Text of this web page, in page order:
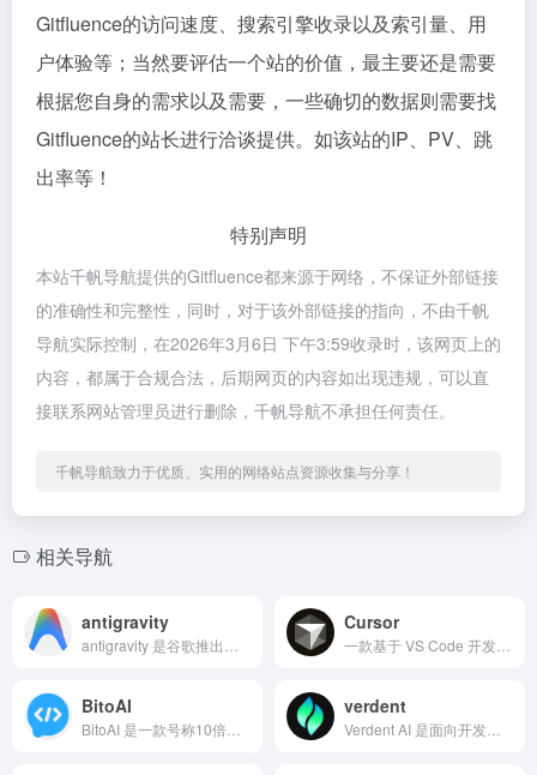
Gitfluence的访问速度、搜索引擎收录以及索引量、用
户体验等；当然要评估一个站的价值，最主要还是需要
根据您自身的需求以及需要，一些确切的数据则需要找
Gitfluence的站长进行洽谈提供。如该站的IP、PV、跳
出率等！
特别声明
本站千帆导航提供的Gitfluence都来源于网络，不保证外部链接
的准确性和完整性，同时，对于该外部链接的指向，不由千帆
导航实际控制，在2026年3月6日 下午3:59收录时，该网页上的
内容，都属于合规合法，后期网页的内容如出现违规，可以直
接联系网站管理员进行删除，千帆导航不承担任何责任。
千帆导航致力于优质、实用的网络站点资源收集与分享！
相关导航
antigravity Cursor
BitoAI verdent